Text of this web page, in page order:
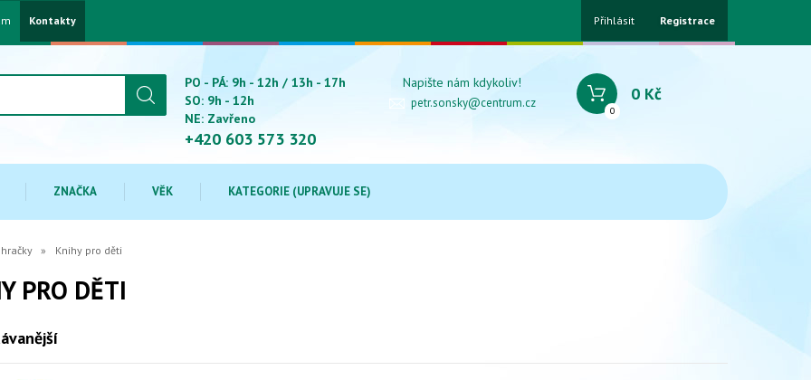
Kontakty Přihlásit Registrace
PO - PÁ: 9h - 12h / 13h - 17h
SO: 9h - 12h
NE: Zavřeno
+420 603 573 320
Napište nám kdykoliv!
petr.sonsky@centrum.cz
0
0 Kč
ZNAČKA VĚK KATEGORIE (UPRAVUJE SE)
Knihy pro děti
PRO DĚTI